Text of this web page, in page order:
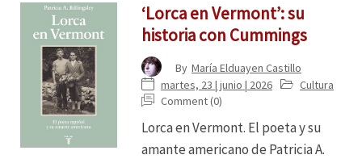
‘Lorca en Vermont’: su
historia con Cummings
By María Elduayen Castillo
martes, 23 | junio | 2026
Cultura
Comment (0)
Lorca en Vermont. El poeta y su
amante americano de Patricia A.